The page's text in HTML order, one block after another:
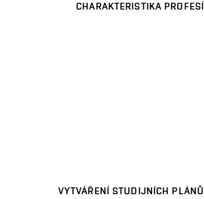
CHARAKTERISTIKA PROFESÍ
VYTVÁŘENÍ STUDIJNÍCH PLÁNŮ